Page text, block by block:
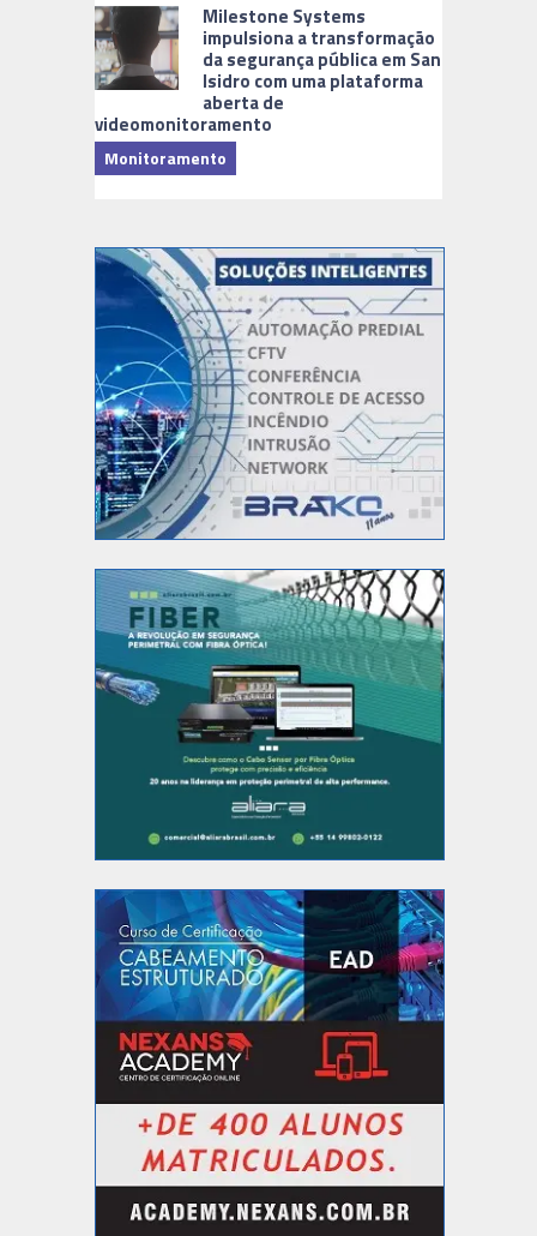
Milestone Systems
impulsiona a transformação
da segurança pública em San
Isidro com uma plataforma
aberta de
videomonitoramento
Monitoramento